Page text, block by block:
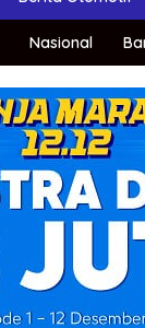
Nasional